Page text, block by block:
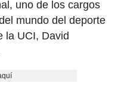
uno de los cargos
mundo del deporte
la UCI, David